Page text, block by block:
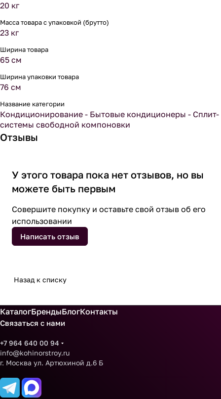
20 кг
Масса товара с упаковкой (брутто)
23 кг
Ширина товара
65 см
Ширина упаковки товара
76 см
Название категории
Кондиционирование - Бытовые кондиционеры - Сплит-
системы свободной компоновки
Отзывы
У этого товара пока нет отзывов, но вы
можете быть первым
Совершите покупку и оставьте свой отзыв об его
использовании
Написать отзыв
Назад к списку
КаталогБрендыБлогКонтакты
Связаться с нами
+7 964 640 00 94
info@kohinorstroy.ru
г. Москва ул. Артюхиной д.6 Б